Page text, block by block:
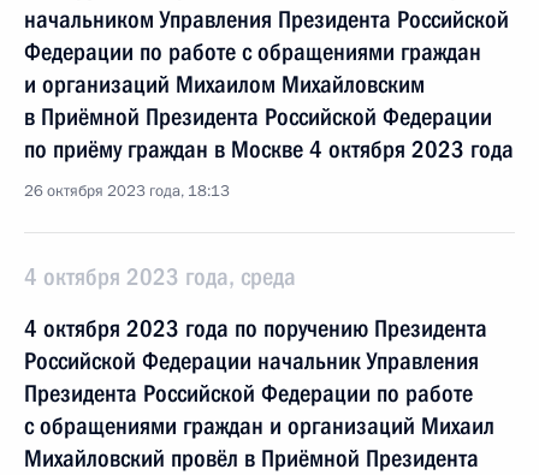
начальником Управления Президента Российской
Федерации по работе с обращениями граждан
и организаций Михаилом Михайловским
в Приёмной Президента Российской Федерации
по приёму граждан в Москве 4 октября 2023 года
26 октября 2023 года, 18:13
4 октября 2023 года, среда
4 октября 2023 года по поручению Президента
Российской Федерации начальник Управления
Президента Российской Федерации по работе
с обращениями граждан и организаций Михаил
Михайловский провёл в Приёмной Президента